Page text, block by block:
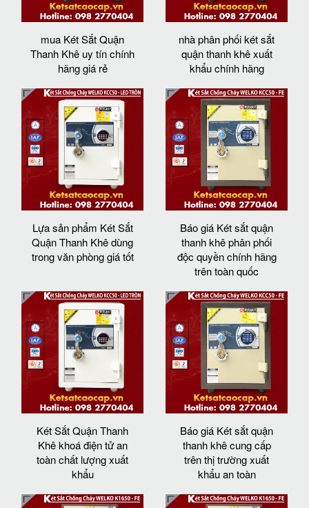
mua Két Sắt Quận
Thanh Khê uy tín chính
hãng giá rẻ
nhà phân phối két sắt
quận thanh khê xuất
khẩu chính hãng
Lựa sản phẩm Két Sắt
Quận Thanh Khê dùng
trong văn phòng giá tốt
Báo giá Két sắt quận
thanh khê phân phối
độc quyền chính hãng
trên toàn quốc
Két Sắt Quận Thanh
Khê khoá điện tử an
toàn chất lượng xuất
khẩu
Báo giá Két sắt quận
thanh khê cung cấp
trên thị trường xuất
khẩu an toàn